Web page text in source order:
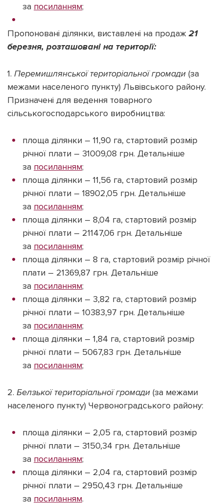
за посиланням;
Пропоновані ділянки, виставлені на продаж 21
березня, розташовані на території:
1. Перемишлянської територіальної громади (за
межами населеного пункту) Львівського району.
Призначені для ведення товарного
сільськогосподарського виробництва:
площа ділянки – 11,90 га, стартовий розмір
річної плати – 31009,08 грн. Детальніше
за посиланням;
площа ділянки – 11,56 га, стартовий розмір
річної плати – 18902,05 грн. Детальніше
за посиланням;
площа ділянки – 8,04 га, стартовий розмір
річної плати – 21147,06 грн. Детальніше
за посиланням;
площа ділянки – 8 га, стартовий розмір річної
плати – 21369,87 грн. Детальніше
за посиланням;
площа ділянки – 3,82 га, стартовий розмір
річної плати – 10383,97 грн. Детальніше
за посиланням;
площа ділянки – 1,84 га, стартовий розмір
річної плати – 5067,83 грн. Детальніше
за посиланням;
2. Белзької територіальної громади (за межами
населеного пункту) Червоноградського району:
площа ділянки – 2,05 га, стартовий розмір
річної плати – 3150,34 грн. Детальніше
за посиланням;
площа ділянки – 2,04 га, стартовий розмір
річної плати – 2950,43 грн. Детальніше
за посиланням.